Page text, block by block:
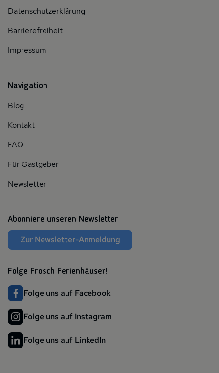
Datenschutzerklärung
Barrierefreiheit
Impressum
Navigation
Blog
Kontakt
FAQ
Für Gastgeber
Newsletter
Abonniere unseren Newsletter
Zur Newsletter-Anmeldung
Folge Frosch Ferienhäuser!
Folge uns auf Facebook
Folge uns auf Instagram
Folge uns auf LinkedIn